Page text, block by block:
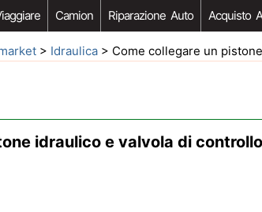
Camion Riparazione Auto Acquisto
> Idraulica > Come collegare un
idraulico e valvola di controllo